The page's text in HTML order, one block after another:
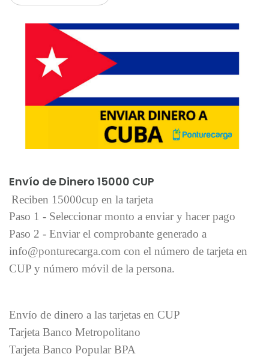
Envío de Dinero 15000 CUP
Reciben 15000cup en la tarjeta
Paso 1 - Seleccionar monto a enviar y hacer pago
Paso 2 - Enviar el comprobante generado a
info@ponturecarga.com con el número de tarjeta en
CUP y número móvil de la persona.
Envío de dinero a las tarjetas en CUP
Tarjeta Banco Metropolitano
Tarjeta Banco Popular BPA